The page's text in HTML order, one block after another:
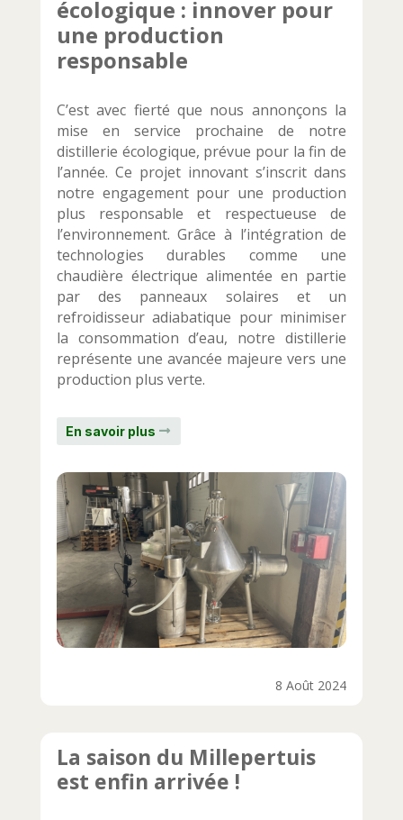
écologique : innover pour
une production
responsable
C’est avec fierté que nous annonçons la
mise en service prochaine de notre
distillerie écologique, prévue pour la fin de
l’année. Ce projet innovant s’inscrit dans
notre engagement pour une production
plus responsable et respectueuse de
l’environnement. Grâce à l’intégration de
technologies durables comme une
chaudière électrique alimentée en partie
par des panneaux solaires et un
refroidisseur adiabatique pour minimiser
la consommation d’eau, notre distillerie
représente une avancée majeure vers une
production plus verte.
En savoir plus
8 Août 2024
La saison du Millepertuis
est enfin arrivée !